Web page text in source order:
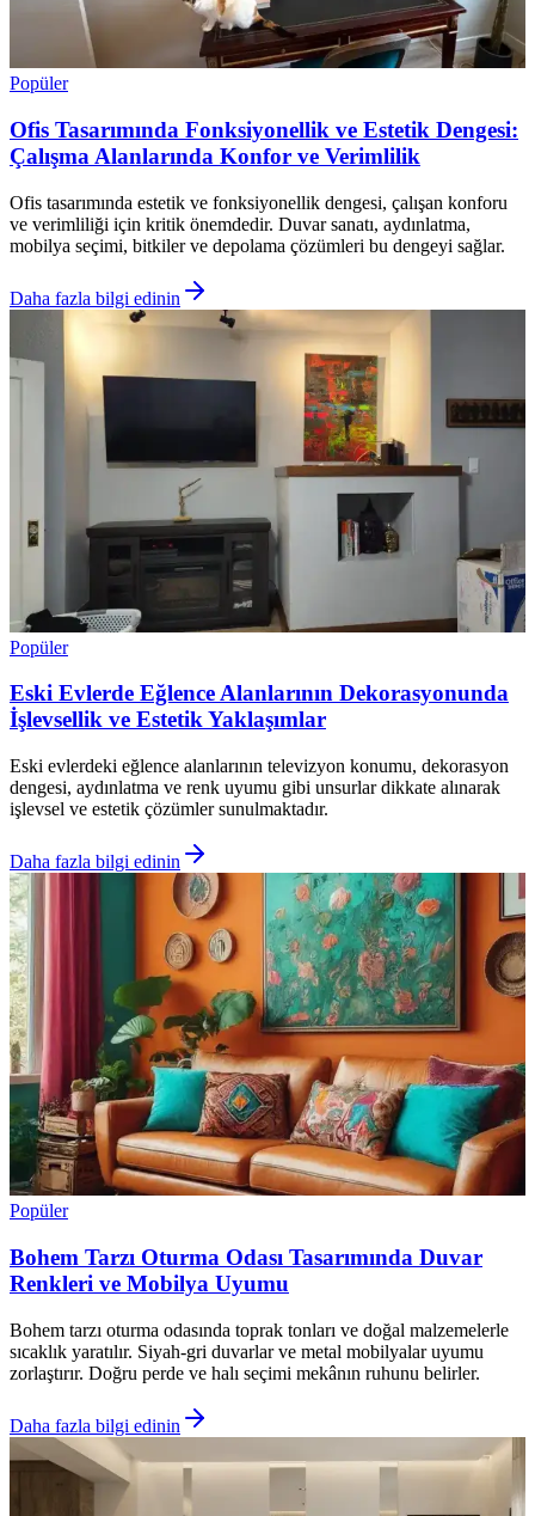
Popüler
Ofis Tasarımında Fonksiyonellik ve Estetik Dengesi:
Çalışma Alanlarında Konfor ve Verimlilik
Ofis tasarımında estetik ve fonksiyonellik dengesi, çalışan konforu
ve verimliliği için kritik önemdedir. Duvar sanatı, aydınlatma,
mobilya seçimi, bitkiler ve depolama çözümleri bu dengeyi sağlar.
Daha fazla bilgi edinin
Popüler
Eski Evlerde Eğlence Alanlarının Dekorasyonunda
İşlevsellik ve Estetik Yaklaşımlar
Eski evlerdeki eğlence alanlarının televizyon konumu, dekorasyon
dengesi, aydınlatma ve renk uyumu gibi unsurlar dikkate alınarak
işlevsel ve estetik çözümler sunulmaktadır.
Daha fazla bilgi edinin
Popüler
Bohem Tarzı Oturma Odası Tasarımında Duvar
Renkleri ve Mobilya Uyumu
Bohem tarzı oturma odasında toprak tonları ve doğal malzemelerle
sıcaklık yaratılır. Siyah-gri duvarlar ve metal mobilyalar uyumu
zorlaştırır. Doğru perde ve halı seçimi mekânın ruhunu belirler.
Daha fazla bilgi edinin